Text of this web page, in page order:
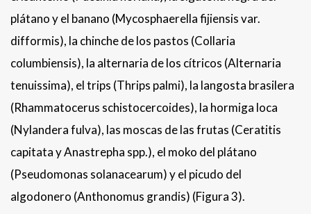
plátano y el banano (Mycosphaerella fijiensis var.
difformis), la chinche de los pastos (Collaria
columbiensis), la alternaria de los cítricos (Alternaria
tenuissima), el trips (Thrips palmi), la langosta brasilera
(Rhammatocerus schistocercoides), la hormiga loca
(Nylandera fulva), las moscas de las frutas (Ceratitis
capitata y Anastrepha spp.), el moko del plátano
(Pseudomonas solanacearum) y el picudo del
algodonero (Anthonomus grandis) (Figura 3).